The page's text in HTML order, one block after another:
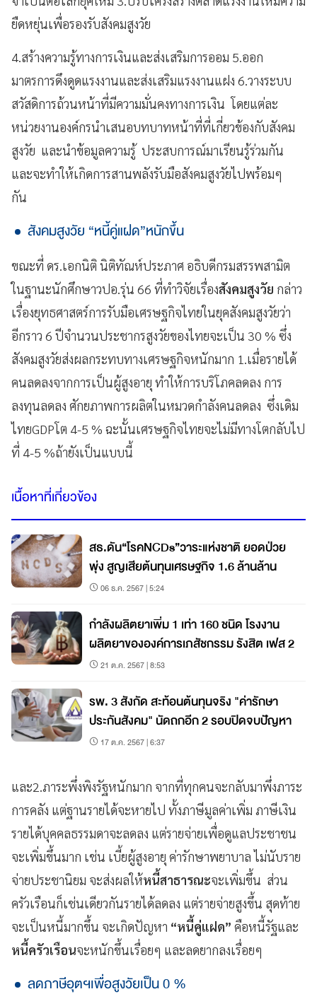
ยืดหยุ่นเพื่อรองรับสังคมสูงวัย
4.สร้างความรู้ทางการเงินและส่งเสริมการออม 5.ออก
มาตรการดึงดูดแรงงานและส่งเสริมแรงงานแฝง 6.วางระบบ
สวัสดิการถ้วนหน้าที่มีความมั่นคงทางการเงิน โดยแต่ละ
หน่วยงานองค์กรนำเสนอบทบาทหน้าที่ที่เกี่ยวข้องกับสังคม
สูงวัย และนำข้อมูลความรู้ ประสบการณ์มาเรียนรู้ร่วมกัน
และจะทำให้เกิดการสานพลังรับมือสังคมสูงวัยไปพร้อมๆ
กัน
สังคมสูงวัย “หนี้คู่แฝด”หนักขึ้น
ขณะที่ ดร.เอกนิติ นิติทัณห์ประภาศ อธิบดีกรมสรรพสามิต
ในฐานะนักศึกษาวปอ.รุ่น 66 ที่ทำวิจัยเรื่องสังคมสูงวัย กล่าว
เรื่องยุทธศาสตร์การรับมือเศรษฐกิจไทยในยุคสังคมสูงวัยว่า
อีกราว 6 ปีจำนวนประชากรสูงวัยของไทยจะเป็น 30 % ซึ่ง
สังคมสูงวัยส่งผลกระทบทางเศรษฐกิจหนักมาก 1.เมื่อรายได้
คนลดลงจากการเป็นผู้สูงอายุ ทำให้การบริโภคลดลง การ
ลงทุนลดลง ศักยภาพการผลิตในหมวดกำลังคนลดลง ซึ่งเดิม
ไทยGDPโต 4-5 % ฉะนั้นเศรษฐกิจไทยจะไม่มีทางโตกลับไป
ที่ 4-5 %ถ้ายังเป็นแบบนี้
เนื้อหาที่เกี่ยวข้อง
สธ.ดัน“โรคNCDs”วาระแห่งชาติ ยอดป่วย
พุ่ง สูญเสียต้นทุนเศรษฐกิจ 1.6 ล้านล้าน
06 ธ.ค. 2567 | 5:24
กำลังผลิตยาเพิ่ม 1 เท่า 160 ชนิด โรงงาน
ผลิตยาขององค์การเภสัชกรรม รังสิต เฟส 2
21 ต.ค. 2567 | 8:53
รพ. 3 สังกัด สะท้อนต้นทุนจริง "ค่ารักษา
ประกันสังคม" นัดถกอีก 2 รอบปิดจบปัญหา
17 ต.ค. 2567 | 6:37
และ2.ภาระพึ่งพิงรัฐหนักมาก จากที่ทุกคนจะกลับมาพึ่งภาระ
การคลัง แต่ฐานรายได้จะหายไป ทั้งภาษีมูลค่าเพิ่ม ภาษีเงิน
รายได้บุคคลธรรมดาจะลดลง แต่รายจ่ายเพื่อดูแลประชาชน
จะเพิ่มขึ้นมาก เช่น เบี้ยผู้สูงอายุ ค่ารักษาพยาบาล ไม่นับราย
จ่ายประชานิยม จะส่งผลให้หนี้สาธารณะจะเพิ่มขึ้น ส่วน
ครัวเรือนก็เช่นเดียวกันรายได้ลดลง แต่รายจ่ายสูงขึ้น สุดท้าย
จะเป็นหนี้มากขึ้น จะเกิดปัญหา “หนี้คู่แฝด” คือหนี้รัฐและ
หนี้ครัวเรือนจะหนักขึ้นเรื่อยๆ และลดยากลงเรื่อยๆ
ลดภาษีอุตฯเพื่อสูงวัยเป็น 0 %